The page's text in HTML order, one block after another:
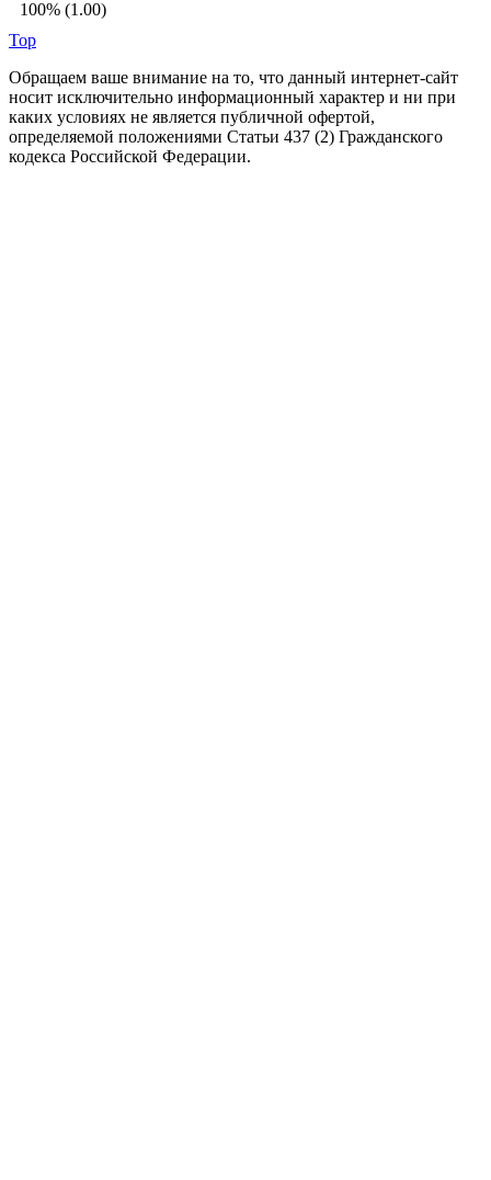
100% (1.00)
Top
Обращаем ваше внимание на то, что данный интернет-сайт
носит исключительно информационный характер и ни при
каких условиях не является публичной офертой,
определяемой положениями Статьи 437 (2) Гражданского
кодекса Российской Федерации.